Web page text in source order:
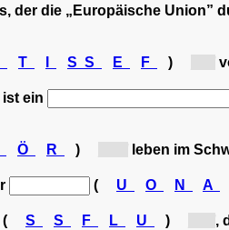
der die „Europäische Union”
T SS E F )
ist ein
Ö R ) leben im
( U O N A
( S S F L U ) ,